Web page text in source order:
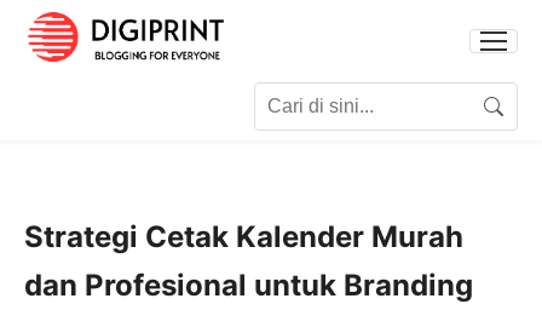
Search
Strategi Cetak Kalender Murah
dan Profesional untuk Branding